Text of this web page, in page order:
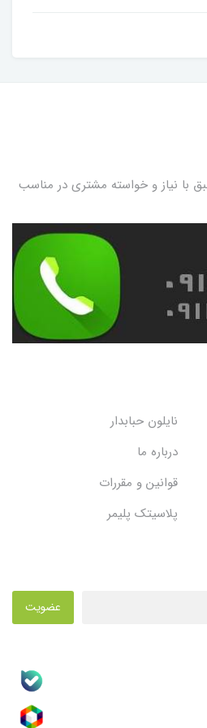
با نیاز و خواسته مشتری در مناسب
نایلون حبابدار
درباره ما
قوانین و مقررات
پلاسیتک پلیمر
عضویت